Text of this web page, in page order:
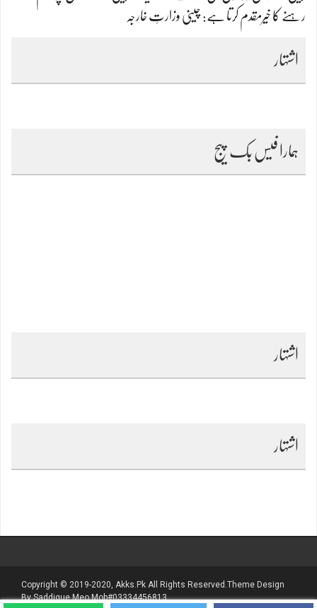
رہنے کا خیرمقدم کرتا ہے: چینی وزارتِ خارجہ
اشتہار
ہمارا فیس بک پیج
اشتہار
اشتہار
Copyright © 2019-2020, Akks.pk All Rights Reserved.Theme Design
By Saddique Meo Mob#03334456813